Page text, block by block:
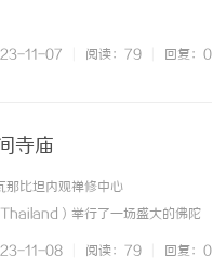
11-07 阅读：79 回复：0
寺庙
那比坦内观禅修中心
）举行了一场盛大的佛陀
阿瑜陀耶普拉希蒙巴瓦那比坦内
11-08 阅读：79 回复：0